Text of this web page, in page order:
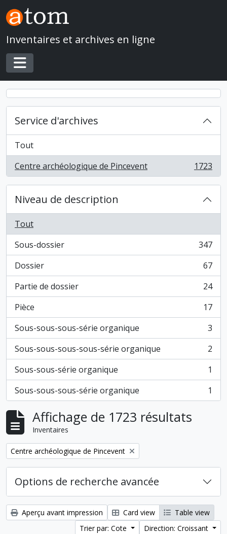
Skip to main content
Inventaires et archives en ligne
Toggle navigation
Service d'archives
Tout
Centre archéologique de Pincevent
, 1723 résultats 1723
Niveau de description
Tout
Sous-dossier
, 347 résultats
347
Dossier
, 67 résultats
67
Partie de dossier
, 24 résultats
24
Pièce
, 17 résultats
17
Sous-sous-sous-série organique
, 3 résultats
3
Sous-sous-sous-sous-série organique
, 2 résultats
2
Sous-sous-série organique
, 1 résultats
1
Sous-sous-sous-série organique
, 1 résultats 1
Affichage de 1723 résultats
Inventaires
Remove filter:
Centre archéologique de Pincevent
Options de recherche avancée
Aperçu avant impression Card view
Table view
Trier par: Cote
Direction: Croissant